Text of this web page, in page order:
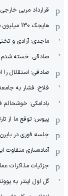
قرارداد مربی
هایجک 130 میلیون پوندی آرسنال به لیورپول!
ماجدی: آزادی و
صادقی: خسته شدم
صادقی: استقلال را
فلاح: فشار به
بادامکی: خوشحالم
پیوس: توقع ما از
جلسه فوری در
آماده‌سازی متفاوت
جزئیات مذاکرات
گل اول اینتر به